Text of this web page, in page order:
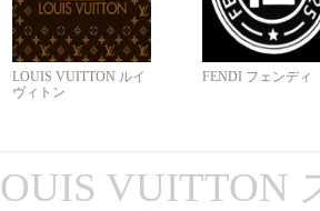
LOUIS VUITTON ルイ
ヴィトン
FENDI フェンディ
VUITTON